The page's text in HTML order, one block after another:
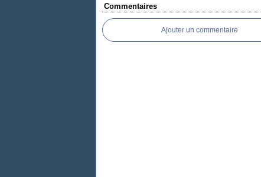
Commentaires
Ajouter un commentaire